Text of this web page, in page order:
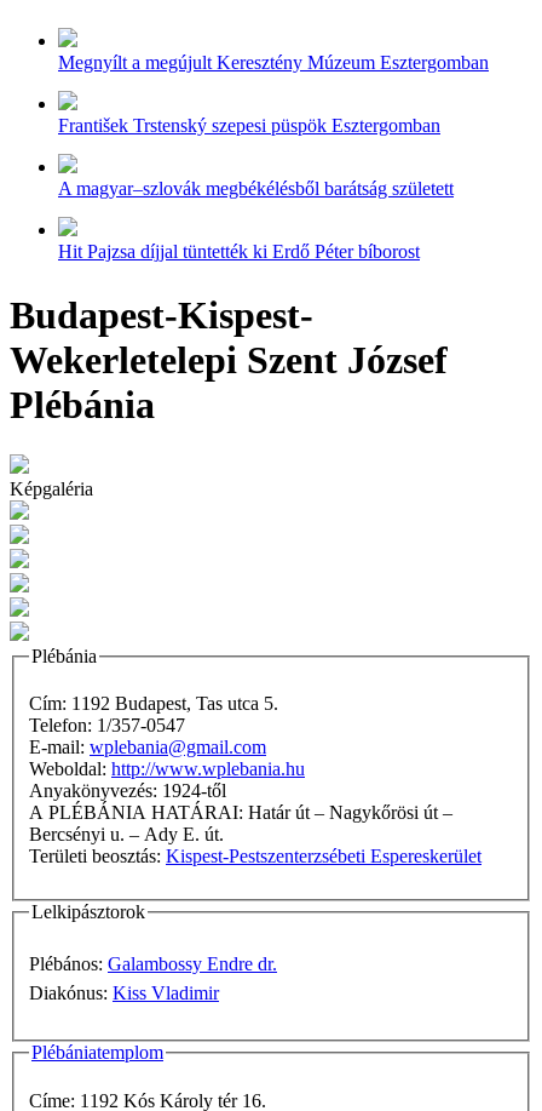
Megnyílt a megújult Keresztény Múzeum Esztergomban
František Trstenský szepesi püspök Esztergomban
A magyar–szlovák megbékélésből barátság született
Hit Pajzsa díjjal tüntették ki Erdő Péter bíborost
Budapest-Kispest-
Wekerletelepi Szent József
Plébánia
Képgaléria
Plébánia
Cím: 1192 Budapest, Tas utca 5.
Telefon: 1/357-0547
E-mail: wplebania@gmail.com
Weboldal: http://www.wplebania.hu
Anyakönyvezés: 1924-től
A PLÉBÁNIA HATÁRAI: Határ út – Nagykőrösi út –
Bercsényi u. – Ady E. út.
Területi beosztás: Kispest-Pestszenterzsébeti Espereskerület
Lelkipásztorok
Plébános: Galambossy Endre dr.
Diakónus: Kiss Vladimir
Plébániatemplom
Címe: 1192 Kós Károly tér 16.